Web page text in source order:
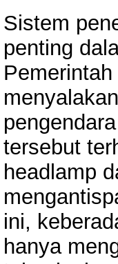
Sistem
penting
tersebut
headlamp
ini,
hanya